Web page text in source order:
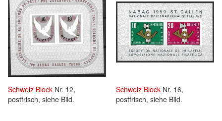
Schweiz Block Nr. 12,
postfrisch, siehe Bild.
Schweiz Block Nr. 16,
postfrisch, siehe Bild.